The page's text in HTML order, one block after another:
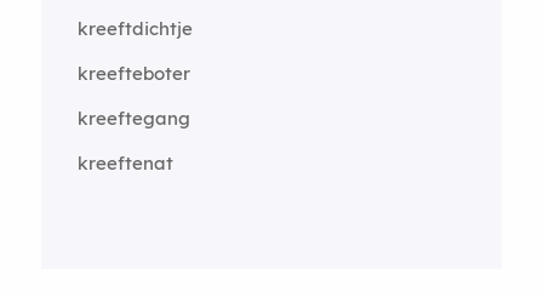
kreeftdichtje
kreefteboter
kreeftegang
kreeftenat